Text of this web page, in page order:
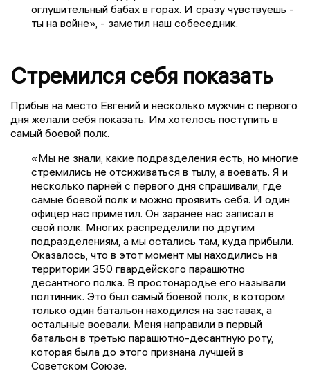
оглушительный бабах в горах. И сразу чувствуешь -
ты на войне», - заметил наш собеседник.
Стремился себя показать
Прибыв на место Евгений и несколько мужчин с первого
дня желали себя показать. Им хотелось поступить в
самый боевой полк.
«Мы не знали, какие подразделения есть, но многие
стремились не отсиживаться в тылу, а воевать. Я и
несколько парней с первого дня спрашивали, где
самые боевой полк и можно проявить себя. И один
офицер нас приметил. Он заранее нас записал в
свой полк. Многих распределили по другим
подразделениям, а мы остались там, куда прибыли.
Оказалось, что в этот момент мы находились на
территории 350 гвардейского парашютно
десантного полка. В простонародье его называли
полтинник. Это был самый боевой полк, в котором
только один батальон находился на заставах, а
остальные воевали. Меня направили в первый
батальон в третью парашютно-десантную роту,
которая была до этого признана лучшей в
Советском Союзе.